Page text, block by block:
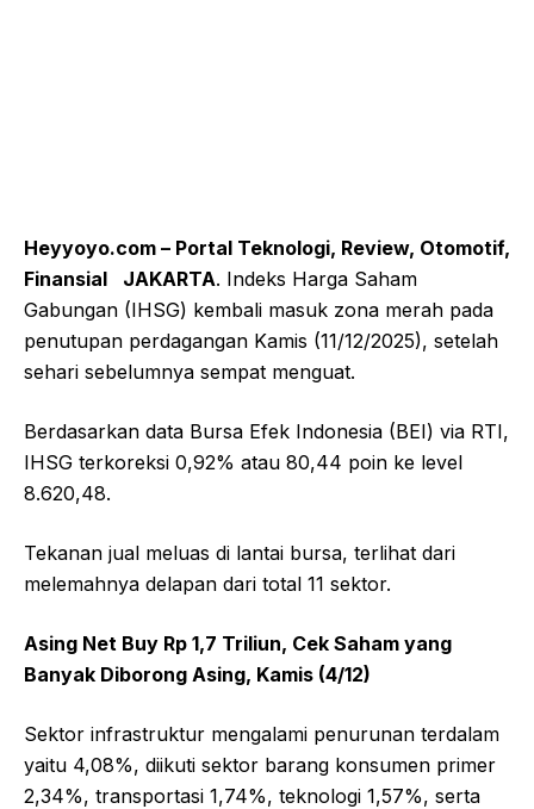
Heyyoyo.com – Portal Teknologi, Review, Otomotif,
Finansial
JAKARTA. Indeks Harga Saham
Gabungan (IHSG) kembali masuk zona merah pada
penutupan perdagangan Kamis (11/12/2025), setelah
sehari sebelumnya sempat menguat.
Berdasarkan data Bursa Efek Indonesia (BEI) via RTI,
IHSG terkoreksi 0,92% atau 80,44 poin ke level
8.620,48.
Tekanan jual meluas di lantai bursa, terlihat dari
melemahnya delapan dari total 11 sektor.
Asing Net Buy Rp 1,7 Triliun, Cek Saham yang
Banyak Diborong Asing, Kamis (4/12)
Sektor infrastruktur mengalami penurunan terdalam
yaitu 4,08%, diikuti sektor barang konsumen primer
2,34%, transportasi 1,74%, teknologi 1,57%, serta